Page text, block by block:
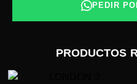
PEDIR
PRODUCTOS